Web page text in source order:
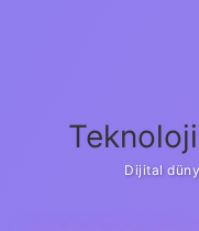
Dijital